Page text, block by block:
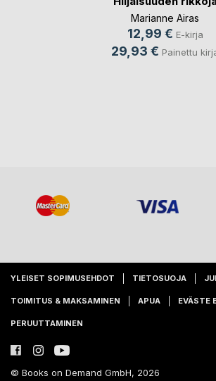
Marianne Airas
12,99 € E-kirja
29,93 € Painettu
YLEISET SOPIMUSEHDOT TIETOSUOJA
TOIMITUS & MAKSAMINEN APUA EVÄSTE
PERUUTTAMINEN
© Books on Demand GmbH, 2026